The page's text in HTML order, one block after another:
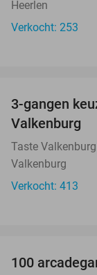
Heerlen
Verkocht: 253
3-gangen
Valkenburg
Taste
Valkenburg
Verkocht: 413
100